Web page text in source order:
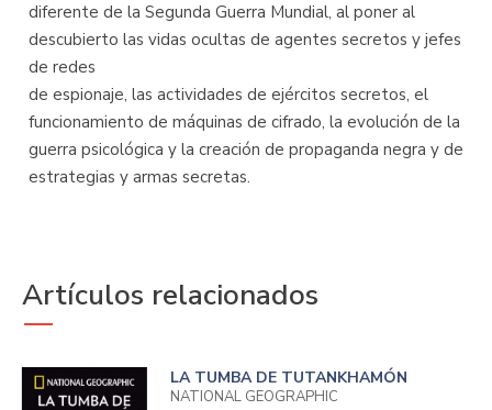
diferente de la Segunda Guerra Mundial, al poner al
descubierto las vidas ocultas de agentes secretos y jefes
de redes
de espionaje, las actividades de ejércitos secretos, el
funcionamiento de máquinas de cifrado, la evolución de la
guerra psicológica y la creación de propaganda negra y de
estrategias y armas secretas.
Artículos relacionados
LA TUMBA DE TUTANKHAMÓN
NATIONAL GEOGRAPHIC